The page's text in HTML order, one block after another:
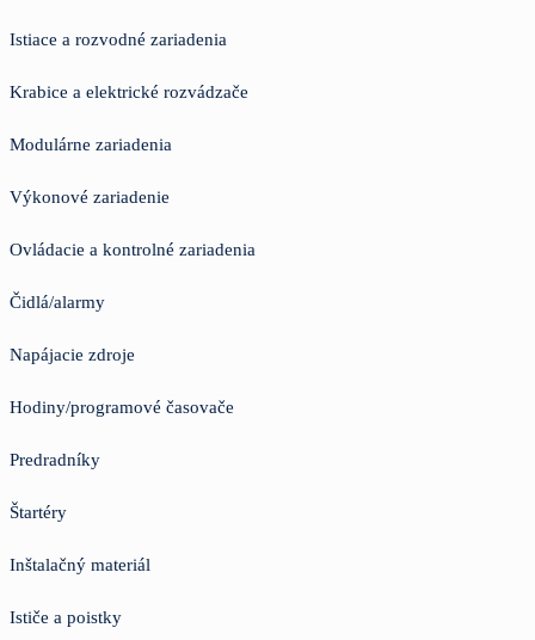
Istiace a rozvodné zariadenia
Krabice a elektrické rozvádzače
Modulárne zariadenia
Výkonové zariadenie
Ovládacie a kontrolné zariadenia
Čidlá/alarmy
Napájacie zdroje
Hodiny/programové časovače
Predradníky
Štartéry
Inštalačný materiál
Ističe a poistky